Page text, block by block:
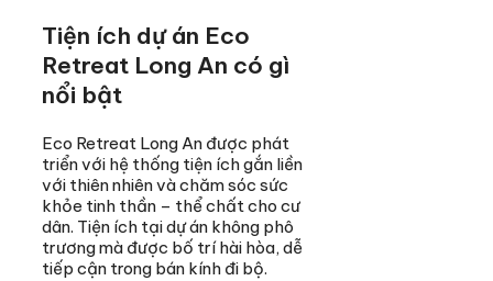
Tiện ích dự án Eco
Retreat Long An có gì
nổi bật
Eco Retreat Long An được phát
triển với hệ thống tiện ích gắn liền
với thiên nhiên và chăm sóc sức
khỏe tinh thần – thể chất cho cư
dân. Tiện ích tại dự án không phô
trương mà được bố trí hài hòa, dễ
tiếp cận trong bán kính đi bộ.